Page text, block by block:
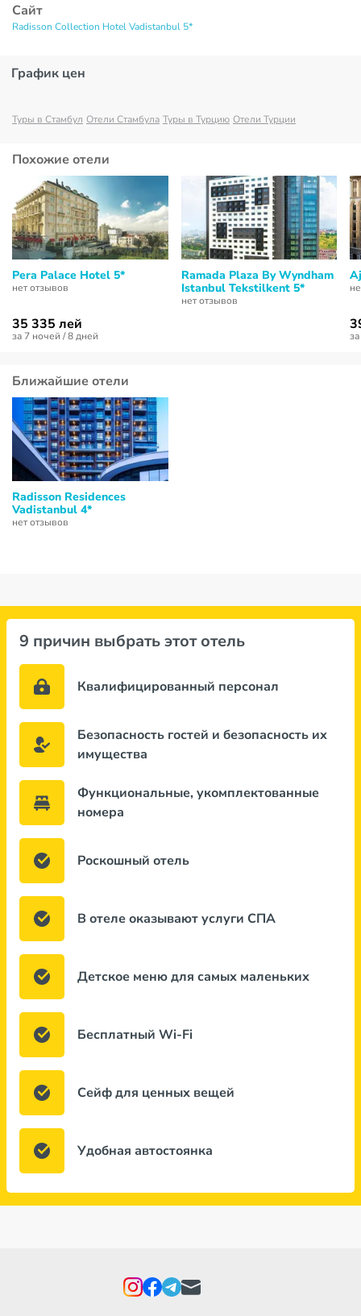
Сайт
Radisson Collection Hotel Vadistanbul 5*
График цен
Туры в Стамбул Отели Стамбула Туры в Турцию Отели Турции
Похожие отели
Pera Palace Hotel 5*
нет отзывов
35 335 лей
за 7 ночей / 8 дней
Ramada Plaza By Wyndham
Istanbul Tekstilkent 5*
нет отзывов
Ближайшие отели
Radisson Residences
Vadistanbul 4*
нет отзывов
9 причин выбрать этот отель
Квалифицированный персонал
Безопасность гостей и безопасность их
имущества
Функциональные, укомплектованные
номера
Роскошный отель
В отеле оказывают услуги СПА
Детское меню для самых маленьких
Бесплатный Wi-Fi
Сейф для ценных вещей
Удобная автостоянка